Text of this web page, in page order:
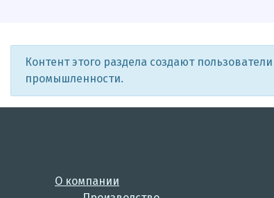
Контент этого раздела создают
промышленности.
О компании